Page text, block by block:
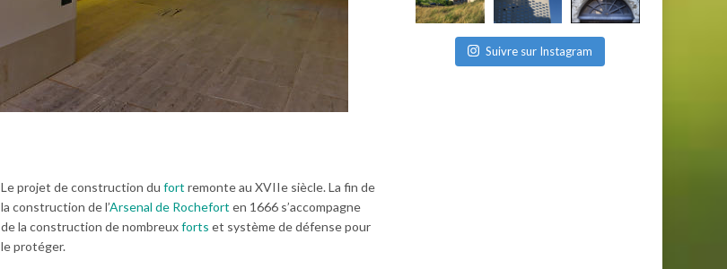
Le projet de construction du fort remonte au XVIIe siècle. La fin de
la construction de l’Arsenal de Rochefort en 1666 s’accompagne
de la construction de nombreuxforts et système de défense pour
le protéger.
Suivre sur Instagram